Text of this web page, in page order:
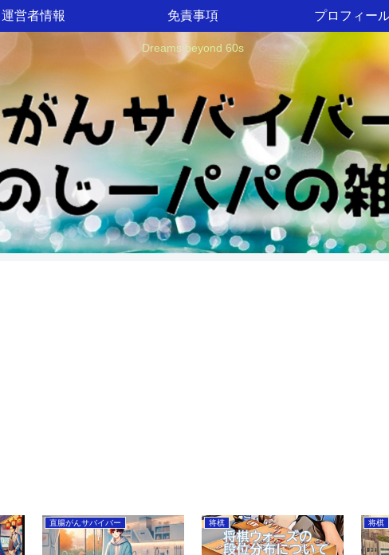
Dreams beyond 60s
運営者情報 免責事項 プロフィー
直腸がんサバイバー 将棋 将棋